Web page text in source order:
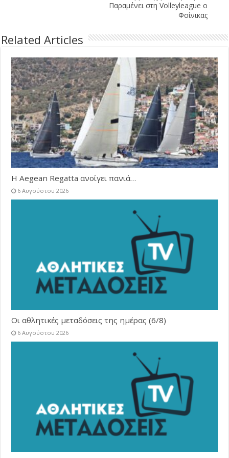
Παραμένει στη Volleyleague ο
Φοίνικας
Related Articles
Η Aegean Regatta ανοίγει πανιά…
6 Αυγούστου 2026
Οι αθλητικές μεταδόσεις της ημέρας (6/8)
6 Αυγούστου 2026